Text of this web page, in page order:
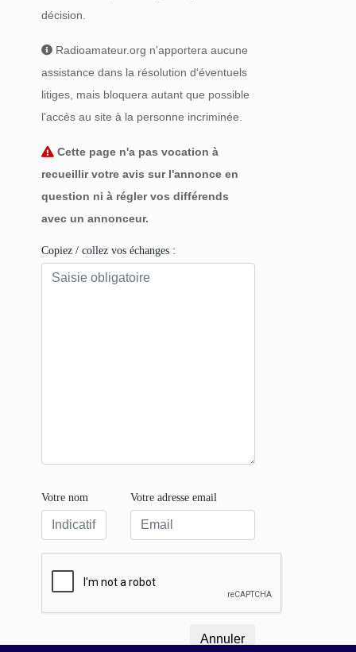
décision.
Radioamateur.org n'apportera aucune
assistance dans la résolution d'éventuels
litiges, mais bloquera autant que possible
l'accès au site à la personne incriminée.
Cette page n'a pas vocation à
recueillir votre avis sur l'annonce en
question ni à régler vos différends
avec un annonceur.
Copiez / collez vos échanges :
Votre nom Votre adresse email